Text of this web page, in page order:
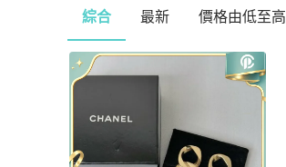
綜合 最新 價格由低至高